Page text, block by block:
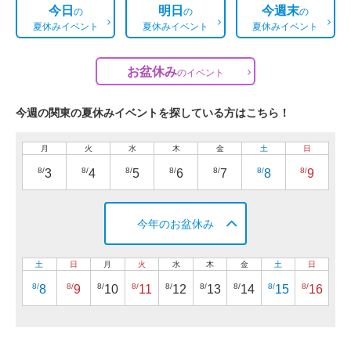
今日の
夏休みイベント
明日の
夏休みイベント
今週末の
夏休みイベント
お盆休みのイベント
今週の関東の夏休みイベントを探している方はこちら！
月
8/3
火
8/4
水
8/5
木
8/6
金
8/7
土
8/8
日
8/9
今年のお盆休み
土
8/8
日
8/9
月
8/10
火
8/11
水
8/12
木
8/13
金
8/14
土
8/15
日
8/16